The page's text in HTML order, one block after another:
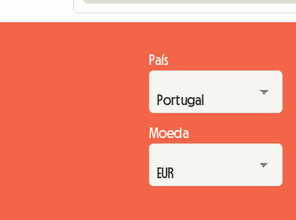
País
Moeda